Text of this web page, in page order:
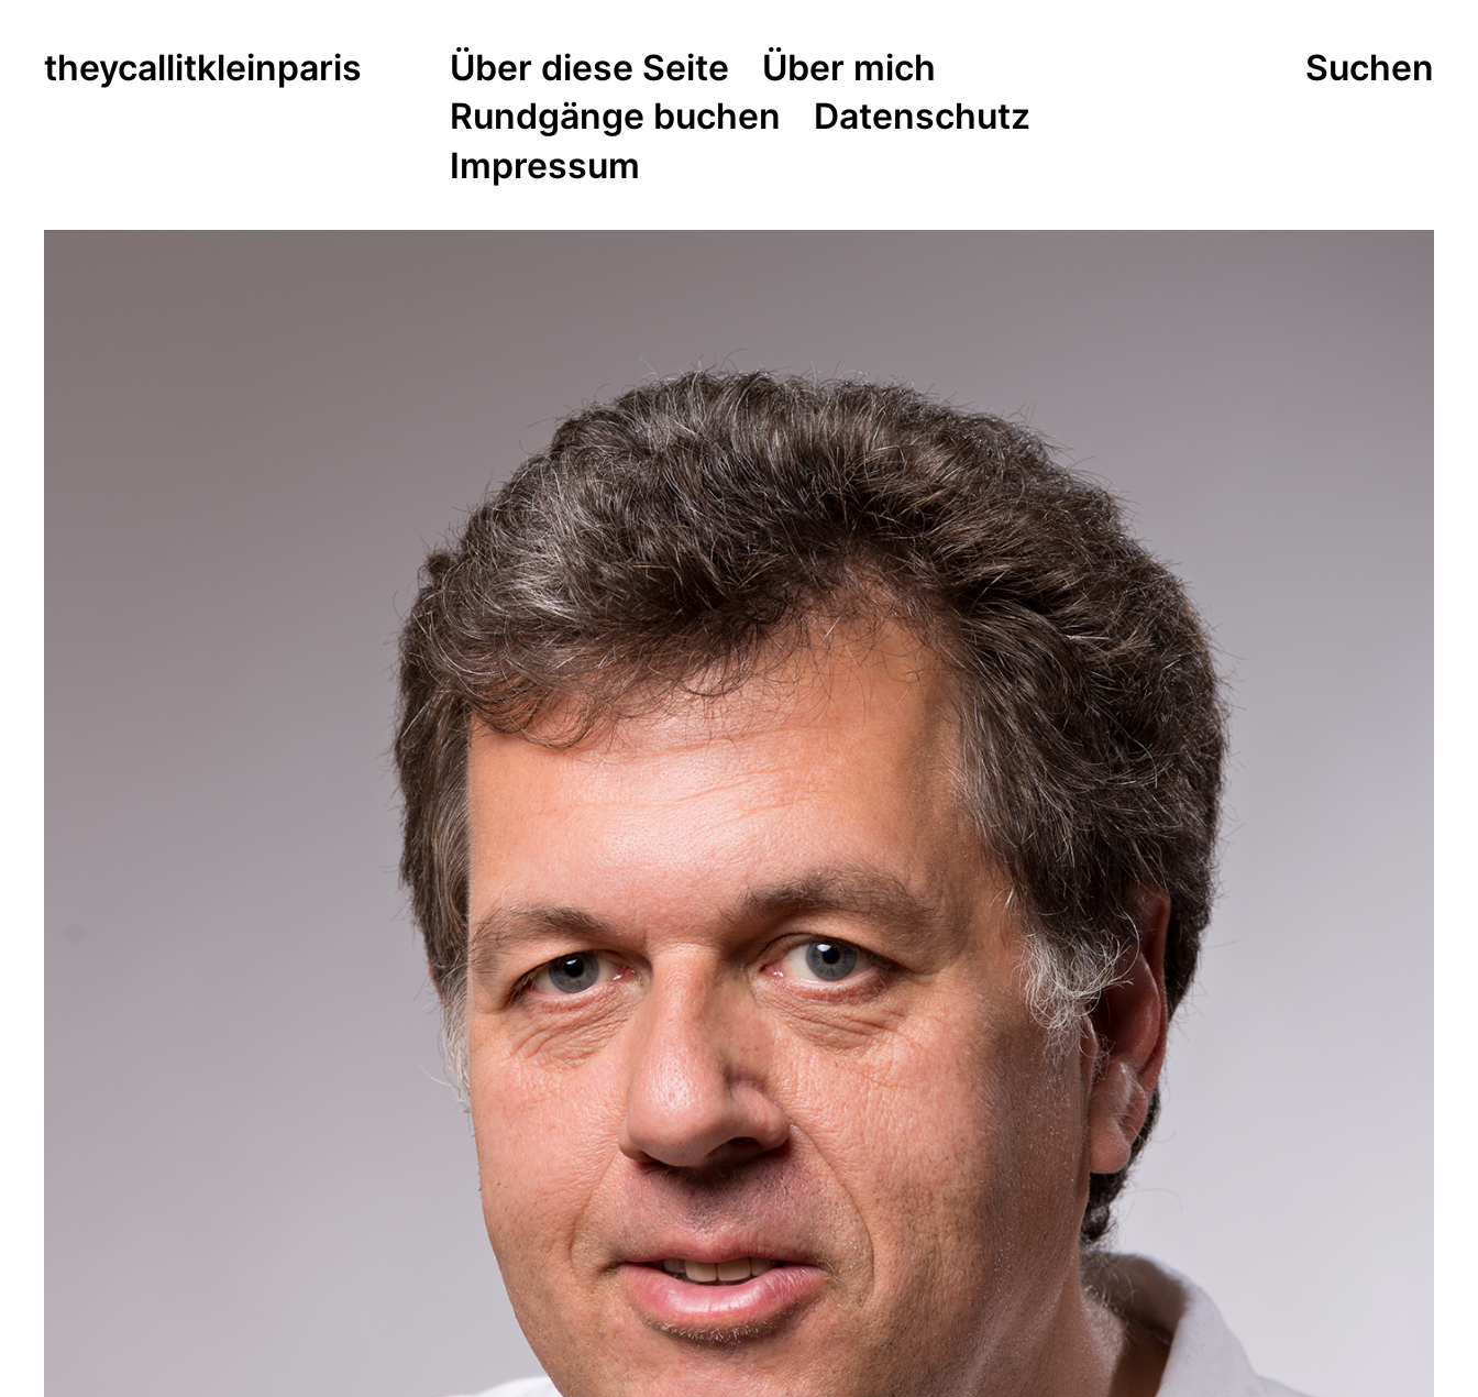
theycallitkleinparis Über diese Seite
Über mich
Rundgänge buchen
Datenschutz
Impressum
Suchen